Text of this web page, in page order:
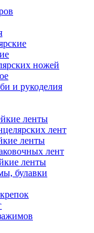
ножей
и рукоделия
ленты
лент
ленты
лент
ленты
булавки